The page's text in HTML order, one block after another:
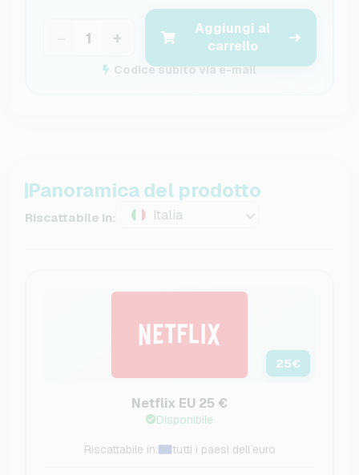
+
Aggiungi al
carrello
Codice subito via e-mail
Panoramica del prodotto
Riscattabile in: Italia
25€
Netflix EU 25 €
Disponibile
Riscattabile in: tutti i paesi dell´euro